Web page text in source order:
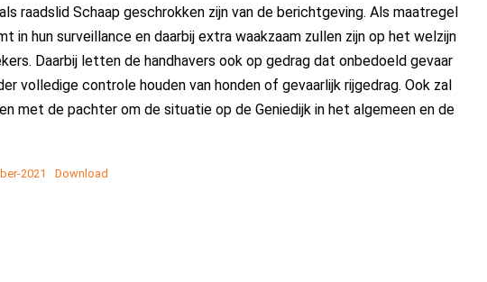
raadslid Schaap geschrokken zijn van de berichtgeving. Als maatregel
in hun surveillance en daarbij extra waakzaam zullen zijn op het welzijn
Daarbij letten de handhavers ook op gedrag dat onbedoeld gevaar
volledige controle houden van honden of gevaarlijk rijgedrag. Ook zal
met de pachter om de situatie op de Geniedijk in het algemeen en de
2021 Download